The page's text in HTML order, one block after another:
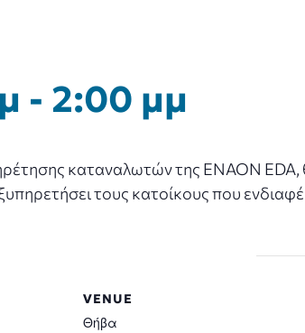
- 2:00 μμ
καταναλωτών της ENAON
τους κατοίκους που
VENUE
Θήβα